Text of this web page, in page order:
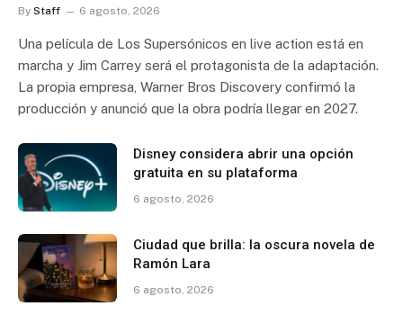
By Staff 6 agosto, 2026
Una película de Los Supersónicos en live action está en
marcha y Jim Carrey será el protagonista de la adaptación.
La propia empresa, Warner Bros Discovery confirmó la
producción y anunció que la obra podría llegar en 2027.
Disney considera abrir una opción
gratuita en su plataforma
6 agosto, 2026
Ciudad que brilla: la oscura novela de
Ramón Lara
6 agosto, 2026